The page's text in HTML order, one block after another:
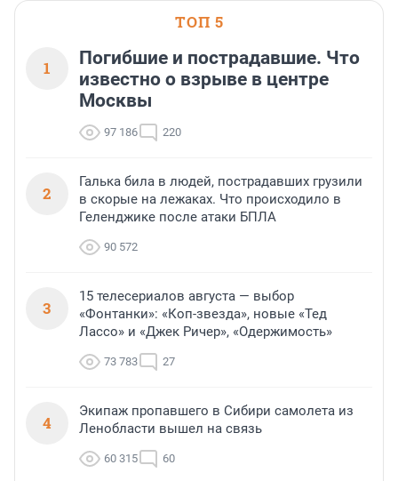
ТОП 5
1
Погибшие и пострадавшие. Что
известно о взрыве в центре
Москвы
97 186 220
2
Галька била в людей, пострадавших грузили
в скорые на лежаках. Что происходило в
Геленджике после атаки БПЛА
90 572
3
15 телесериалов августа — выбор
«Фонтанки»: «Коп-звезда», новые «Тед
Лассо» и «Джек Ричер», «Одержимость»
73 783 27
4
Экипаж пропавшего в Сибири самолета из
Ленобласти вышел на связь
60 315 60